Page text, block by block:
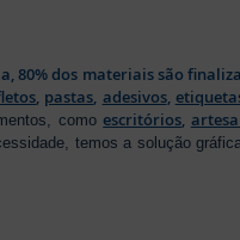
80% dos materiais são
, pastas, adesivos,
comoescritórios,
temos a solução